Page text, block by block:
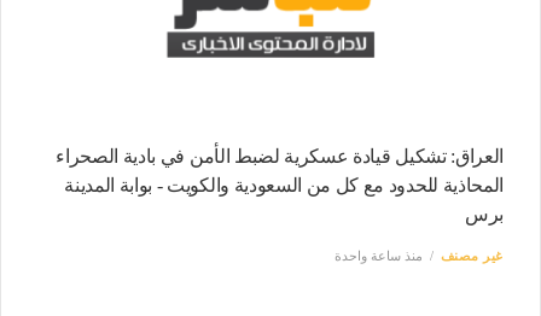
العراق: تشكيل قيادة عسكرية لضبط الأمن في بادية الصحراء
المحاذية للحدود مع كل من السعودية والكويت - بوابة المدينة
برس
غير مصنف منذ ساعة واحدة